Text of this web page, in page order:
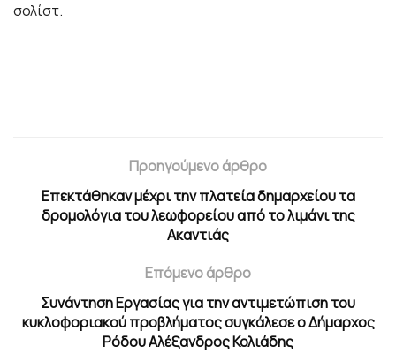
σολίστ.
Προηγούμενο άρθρο
Επεκτάθηκαν μέχρι την πλατεία δημαρχείου τα
δρομολόγια του λεωφορείου από το λιμάνι της
Ακαντιάς
Επόμενο άρθρο
Συνάντηση Εργασίας για την αντιμετώπιση του
κυκλοφοριακού προβλήματος συγκάλεσε ο Δήμαρχος
Ρόδου Αλέξανδρος Κολιάδης